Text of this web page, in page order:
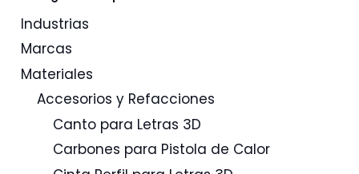
Industrias
Marcas
Materiales
Accesorios y Refacciones
Canto para Letras 3D
Carbones para Pistola de Calor